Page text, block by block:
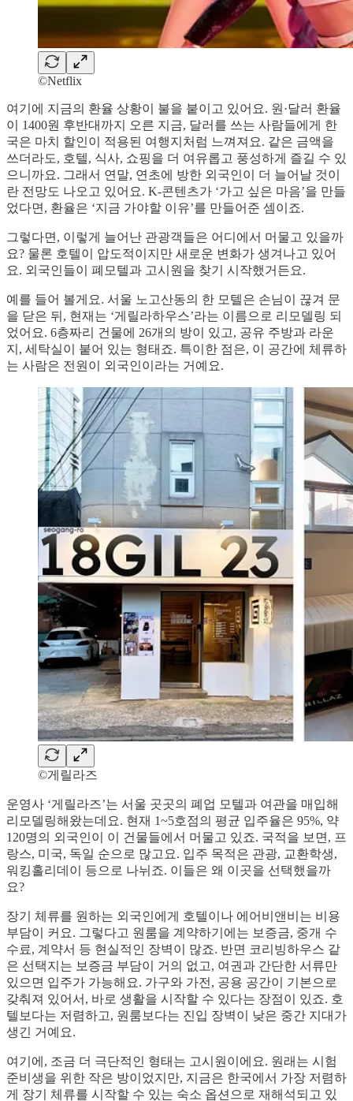
©Netflix
여기에 지금의 환율 상황이 불을 붙이고 있어요. 원·달러 환율
이 1400원 후반대까지 오른 지금, 달러를 쓰는 사람들에게 한
국은 마치 할인이 적용된 여행지처럼 느껴져요. 같은 금액을
쓰더라도, 호텔, 식사, 쇼핑을 더 여유롭고 풍성하게 즐길 수 있
으니까요. 그래서 연말, 연초에 방한 외국인이 더 늘어날 것이
란 전망도 나오고 있어요. K-콘텐츠가 ‘가고 싶은 마음’을 만들
었다면, 환율은 ‘지금 가야할 이유’를 만들어준 셈이죠.
그렇다면, 이렇게 늘어난 관광객들은 어디에서 머물고 있을까
요? 물론 호텔이 압도적이지만 새로운 변화가 생겨나고 있어
요. 외국인들이 폐모텔과 고시원을 찾기 시작했거든요.
예를 들어 볼게요. 서울 노고산동의 한 모텔은 손님이 끊겨 문
을 닫은 뒤, 현재는 ‘게릴라하우스’라는 이름으로 리모델링 되
었어요. 6층짜리 건물에 26개의 방이 있고, 공유 주방과 라운
지, 세탁실이 붙어 있는 형태죠. 특이한 점은, 이 공간에 체류하
는 사람은 전원이 외국인이라는 거예요.
©게릴라즈
운영사 ‘게릴라즈’는 서울 곳곳의 폐업 모텔과 여관을 매입해
리모델링해왔는데요. 현재 1~5호점의 평균 입주율은 95%, 약
120명의 외국인이 이 건물들에서 머물고 있죠. 국적을 보면, 프
랑스, 미국, 독일 순으로 많고요. 입주 목적은 관광, 교환학생,
워킹홀리데이 등으로 나뉘죠. 이들은 왜 이곳을 선택했을까
요?
장기 체류를 원하는 외국인에게 호텔이나 에어비앤비는 비용
부담이 커요. 그렇다고 원룸을 계약하기에는 보증금, 중개 수
수료, 계약서 등 현실적인 장벽이 많죠. 반면 코리빙하우스 같
은 선택지는 보증금 부담이 거의 없고, 여권과 간단한 서류만
있으면 입주가 가능해요. 가구와 가전, 공용 공간이 기본으로
갖춰져 있어서, 바로 생활을 시작할 수 있다는 장점이 있죠. 호
텔보다는 저렴하고, 원룸보다는 진입 장벽이 낮은 중간 지대가
생긴 거예요.
여기에, 조금 더 극단적인 형태는 고시원이에요. 원래는 시험
준비생을 위한 작은 방이었지만, 지금은 한국에서 가장 저렴하
게 장기 체류를 시작할 수 있는 숙소 옵션으로 재해석되고 있